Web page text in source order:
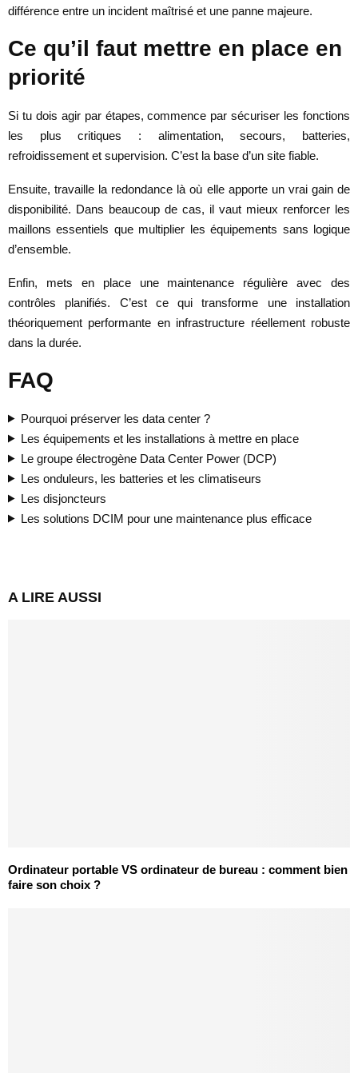
différence entre un incident maîtrisé et une panne majeure.
Ce qu’il faut mettre en place en
priorité
Si tu dois agir par étapes, commence par sécuriser les fonctions
les plus critiques : alimentation, secours, batteries,
refroidissement et supervision. C’est la base d’un site fiable.
Ensuite, travaille la redondance là où elle apporte un vrai gain de
disponibilité. Dans beaucoup de cas, il vaut mieux renforcer les
maillons essentiels que multiplier les équipements sans logique
d’ensemble.
Enfin, mets en place une maintenance régulière avec des
contrôles planifiés. C’est ce qui transforme une installation
théoriquement performante en infrastructure réellement robuste
dans la durée.
FAQ
Pourquoi préserver les data center ?
Les équipements et les installations à mettre en place
Le groupe électrogène Data Center Power (DCP)
Les onduleurs, les batteries et les climatiseurs
Les disjoncteurs
Les solutions DCIM pour une maintenance plus efficace
A LIRE AUSSI
Ordinateur portable VS ordinateur de bureau : comment bien
faire son choix ?